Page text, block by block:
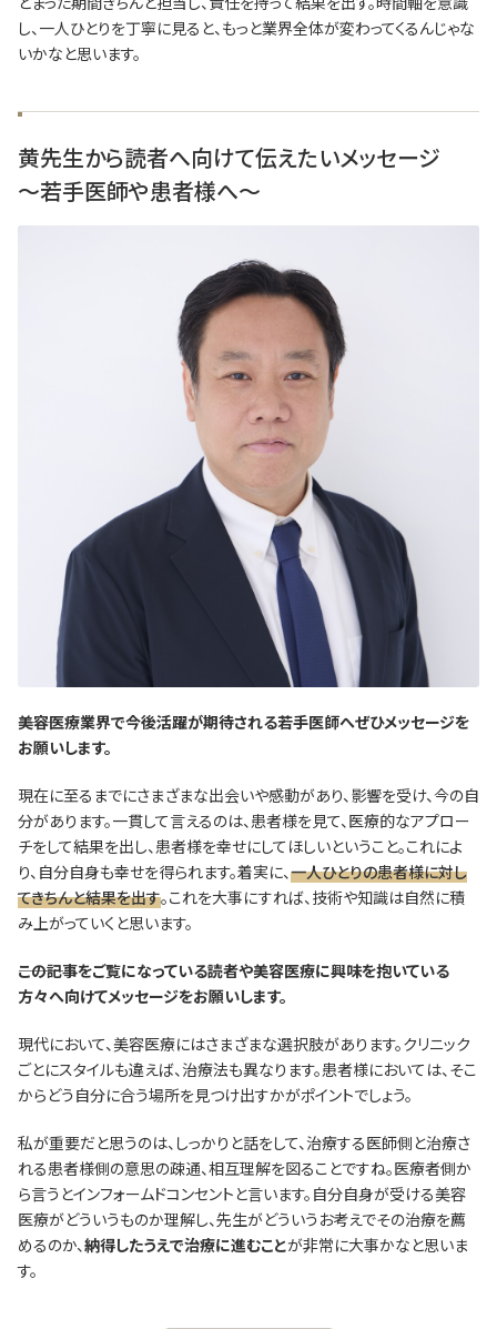
し、一人ひとりを丁寧に見ると、もっと業界全体が変わってくるんじゃな
いかなと思います。
黄先生から読者へ向けて伝えたいメッセージ
～若手医師や患者様へ～
―――美容医療業界で今後活躍が期待される若手医師へぜひメッセージを
お願いします。
現在に至るまでにさまざまな出会いや感動があり、影響を受け、今の自
分があります。一貫して言えるのは、患者様を見て、医療的なアプロー
チをして結果を出し、患者様を幸せにしてほしいということ。これによ
り、自分自身も幸せを得られます。着実に、一人ひとりの患者様に対し
てきちんと結果を出す。これを大事にすれば、技術や知識は自然に積
み上がっていくと思います。
―――この記事をご覧になっている読者や美容医療に興味を抱いている
方々へ向けてメッセージをお願いします。
現代において、美容医療にはさまざまな選択肢があります。クリニック
ごとにスタイルも違えば、治療法も異なります。患者様においては、そこ
からどう自分に合う場所を見つけ出すかがポイントでしょう。
私が重要だと思うのは、しっかりと話をして、治療する医師側と治療さ
れる患者様側の意思の疎通、相互理解を図ることですね。医療者側か
ら言うとインフォームドコンセントと言います。自分自身が受ける美容
医療がどういうものか理解し、先生がどういうお考えでその治療を薦
めるのか、納得したうえで治療に進むことが非常に大事かなと思いま
す。